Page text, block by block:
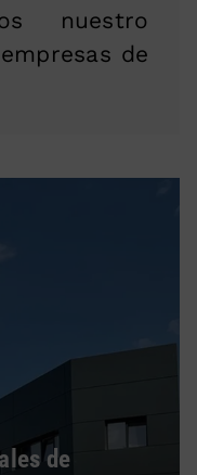
nuestro
de
de